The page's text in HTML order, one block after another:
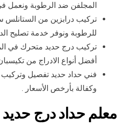
المجلفن ضد الرطوبة ونعمل
تركيب درابزين من الستانلس
للرطوبة ونوفر خدمة تصليح
تركيب درج حديد متحرك في
أفضل أنواع الادراج من
فني حداد حديد تفصيل وتركيب
وكفالة بأرخص الأسعار .
معلم حداد درج